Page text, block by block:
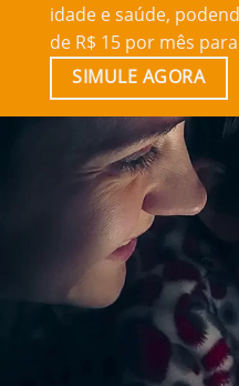
idade e saúde,
de R$ 15 por mês
SIMULE AGORA